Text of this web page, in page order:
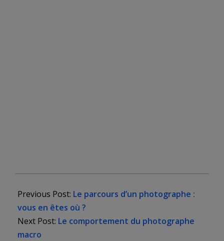
04-
05
Previous Post: Le parcours d’un photographe :
vous en êtes où ?
Next Post: Le comportement du photographe
macro